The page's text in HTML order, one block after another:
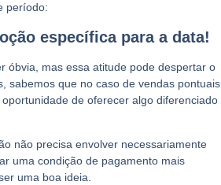
período:
específica para a data!
óbvia, mas essa atitude pode despertar o
sabemos que no caso de vendas pontuais
de oferecer algo diferenciado
não precisa envolver necessariamente
uma condição de pagamento mais
uma boa ideia.